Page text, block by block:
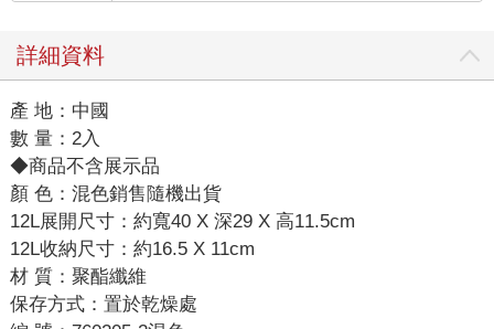
詳細資料
產 地：中國
數 量：2入
◆商品不含展示品
顏 色：混色銷售隨機出貨
12L展開尺寸：約寬40 X 深29 X 高11.5cm
12L收納尺寸：約16.5 X 11cm
材 質：聚酯纖維
保存方式：置於乾燥處